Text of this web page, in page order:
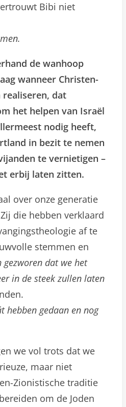
Bibi niet
de wanhoop
wanneer Christen-
realiseren, dat
het helpen van Israël
nodig heeft,
in bezit te nemen
te vernietigen –
erbij laten zitten.
over onze generatie
die hebben verklaard
af te
stemmen en
dat we het
in de steek zullen laten
hebben gedaan en nog
we vol trots dat we
maar niet
Zionistische traditie
om de Joden